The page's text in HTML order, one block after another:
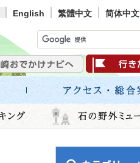
English 繁體中文 简体中文